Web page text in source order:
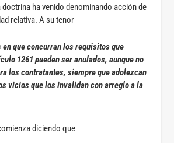
ha venido denominando acción de
relativa. A su tenor
en que concurran los requisitos que
1261 pueden ser anulados, aunque no
los contratantes, siempre que adolezcan
vicios que los invalidan con arreglo a la
diciendo que